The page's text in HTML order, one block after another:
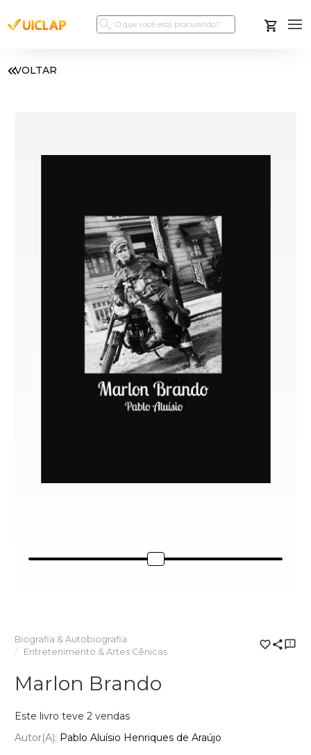
VOLTAR
Biografia & Autobiografia
Entretenimento & Artes Cênicas
Marlon Brando
Este livro teve 2 vendas
Autor(a): Pablo Aluísio Henriques de Araújo